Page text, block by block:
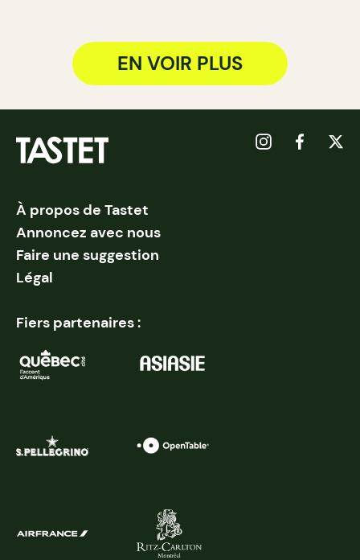
EN VOIR PLUS
À propos de Tastet
Annoncez avec nous
Faire une suggestion
Légal
Fiers partenaires :